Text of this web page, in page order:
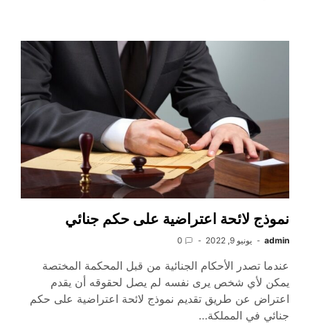
نموذج لائحة اعتراضية على حكم جنائي
admin يونيو 9, 2022 0
عندما تصدر الأحكام الجنائية من قبل المحكمة المختصة
يمكن لأي شخص يرى نفسه لم يصل لحقوقه أن يقدم
اعتراض عن طريق تقديم نموذج لائحة اعتراضية على حكم
جنائي في المملكة…